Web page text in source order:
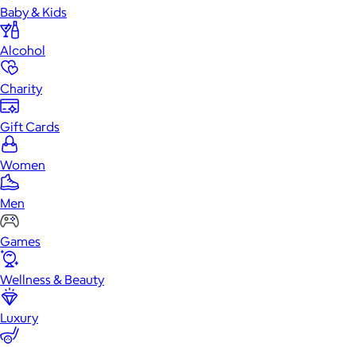
Baby & Kids
Alcohol
Charity
Gift Cards
Women
Men
Games
Wellness & Beauty
Luxury